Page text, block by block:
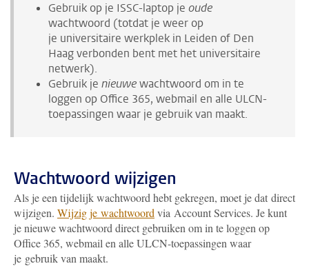
Gebruik op je ISSC-laptop je oude
wachtwoord (totdat je weer op
je universitaire werkplek in Leiden of Den
Haag verbonden bent met het universitaire
netwerk).
Gebruik je nieuwewachtwoord om in te
loggen op Office 365, webmail en alle ULCN-
toepassingen waar je gebruik van maakt.
Wachtwoord wijzigen
Als je een tijdelijk wachtwoord hebt gekregen, moet je dat direct
wijzigen. Wijzig je wachtwoord via Account Services. Je kunt
je nieuwe wachtwoord direct gebruiken om in te loggen op
Office 365, webmail en alle ULCN-toepassingen waar
je gebruik van maakt.